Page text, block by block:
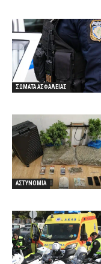
ΣΩΜΑΤΑ ΑΣΦΑΛΕΙΑΣ
ΑΣΤΥΝΟΜΙΑ